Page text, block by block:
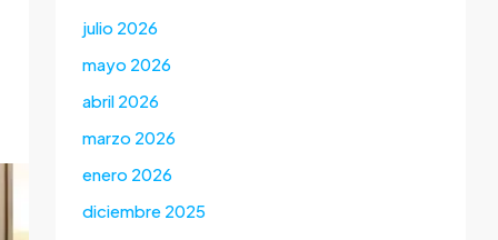
julio 2026
mayo 2026
abril 2026
marzo 2026
enero 2026
diciembre 2025